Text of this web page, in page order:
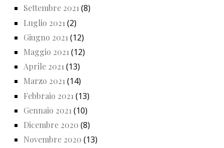
Settembre 2021(8)
Luglio 2021 (2)
Giugno 2021 (12)
Maggio 2021 (12)
Aprile 2021(13)
Marzo 2021(14)
Febbraio 2021 (13)
Gennaio 2021 (10)
Dicembre 2020 (8)
Novembre 2020 (13)